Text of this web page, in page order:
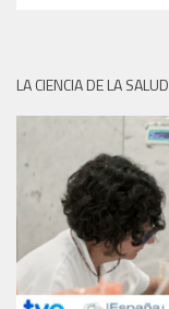
LA CIENCIA DE LA SALUD